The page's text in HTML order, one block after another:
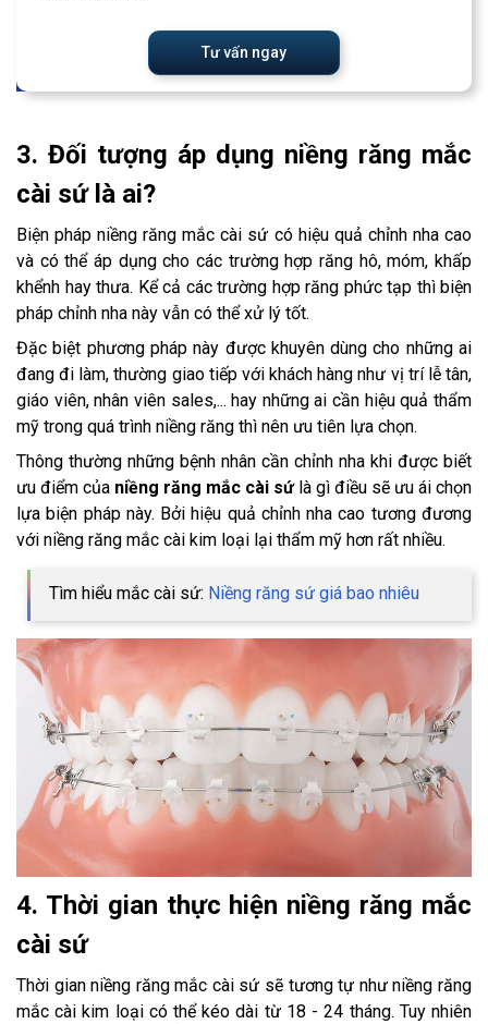
Tư vấn ngay
3. Đối tượng áp dụng niềng răng mắc
cài sứ là ai?
Biện pháp niềng răng mắc cài sứ có hiệu quả chỉnh nha cao
và có thể áp dụng cho các trường hợp răng hô, móm, khấp
khểnh hay thưa. Kể cả các trường hợp răng phức tạp thì biện
pháp chỉnh nha này vẫn có thể xử lý tốt.
Đặc biệt phương pháp này được khuyên dùng cho những ai
đang đi làm, thường giao tiếp với khách hàng như vị trí lễ tân,
giáo viên, nhân viên sales,... hay những ai cần hiệu quả thẩm
mỹ trong quá trình niềng răng thì nên ưu tiên lựa chọn.
Thông thường những bệnh nhân cần chỉnh nha khi được biết
ưu điểm của niềng răng mắc cài sứlà gì điều sẽ ưu ái chọn
lựa biện pháp này. Bởi hiệu quả chỉnh nha cao tương đương
với niềng răng mắc cài kim loại lại thẩm mỹ hơn rất nhiều.
Tìm hiểu mắc cài sứ: Niềng răng sứ giá bao nhiêu
4. Thời gian thực hiện niềng răng mắc
cài sứ
Thời gian niềng răng mắc cài sứ sẽ tương tự như niềng răng
mắc cài kim loại có thể kéo dài từ 18 - 24 tháng. Tuy nhiên